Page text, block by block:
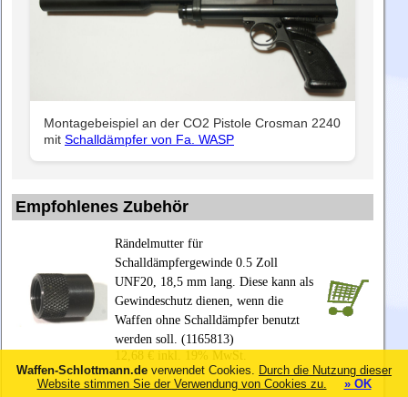
Montagebeispiel an der CO2 Pistole Crosman 2240
mit Schalldämpfer von Fa. WASP
Empfohlenes Zubehör
Rändelmutter für
Schalldämpfergewinde 0.5 Zoll
UNF20, 18,5 mm lang. Diese kann als
Gewindeschutz dienen, wenn die
Waffen ohne Schalldämpfer benutzt
werden soll. (1165813)
12,68 € inkl. 19% MwSt.
Waffen-Schlottmann.de verwendet Cookies. Durch die Nutzung dieser
Website stimmen Sie der Verwendung von Cookies zu.
» OK